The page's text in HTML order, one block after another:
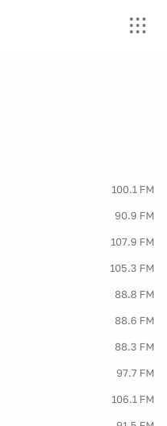
100.1 FM
90.9 FM
107.9 FM
105.3 FM
88.8 FM
88.6 FM
88.3 FM
97.7 FM
106.1 FM